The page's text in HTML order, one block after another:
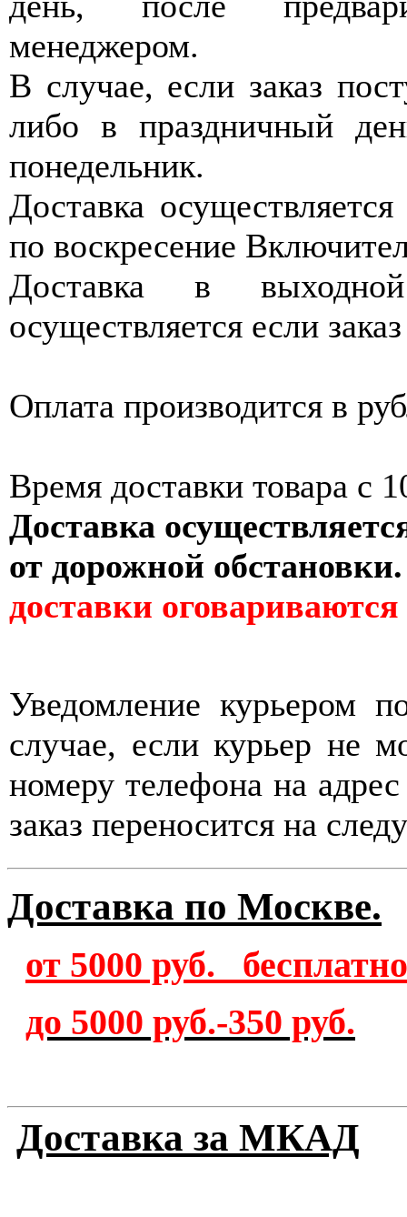
менеджером.
В случае, если заказ
либо в праздничный
понедельник.
Доставка
по воскресение
Доставка в
осуществляется если
Оплата производится в
Время доставки товара с
Доставка
от дорожной
доставки
Уведомление курьером
случае, если курьер не
номеру телефона на
заказ переносится на
Доставка по Москве.
от 5000 руб. бесплатно
до 5000 руб.-350 руб.
Доставка за МКАД